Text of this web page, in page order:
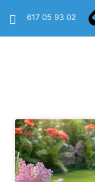
617 05 93 02